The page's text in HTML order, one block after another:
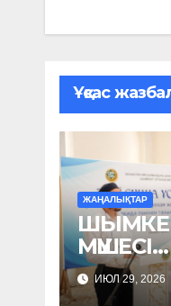
Ұқсас
ЖАҢАЛЫҚТАР
МҮШЕСІ
ДӘРІС
ИЮЛ 29, 2026